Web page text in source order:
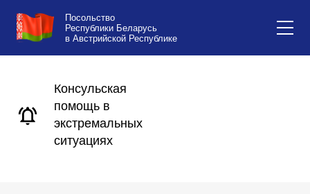
Посольство
Республики Беларусь
в Австрийской Республике
Консульская
помощь в
экстремальных
ситуациях